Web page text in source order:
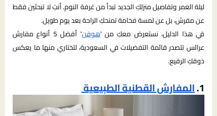
ليلة العمر وتفاصيل منزلكِ الجديد تبدأ من غرفة النوم. أنتِ لا تبحثين فقط
عن مفرش، بل عن لمسة فخامة تمنحكِ الراحة بعد يوم طويل.
في هذا الدليل، نستعرض معكِ من 'هوفن
' أفضل 5 أنواع مفارش
عرائس تتصدر قائمة التفضيلات في السعودية، لتختاري منها ما يعكس
ذوقكِ الرفيع.
1. المفارش القطنية الطبيعية